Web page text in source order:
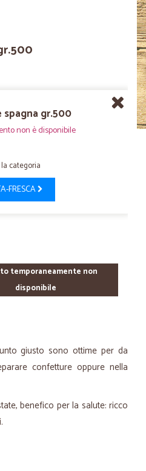
gr.500
non è disponibile
categoria
FRESCA
temporaneamente non
disponibile
giusto sono ottime per da
confetture oppure nella
benefico per la salute: ricco